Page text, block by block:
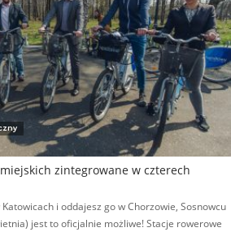
zintegrowane w czterech
i oddajesz go w Chorzowie, Sosnowcu
jest to oficjalnie możliwe! Stacje rowerowe